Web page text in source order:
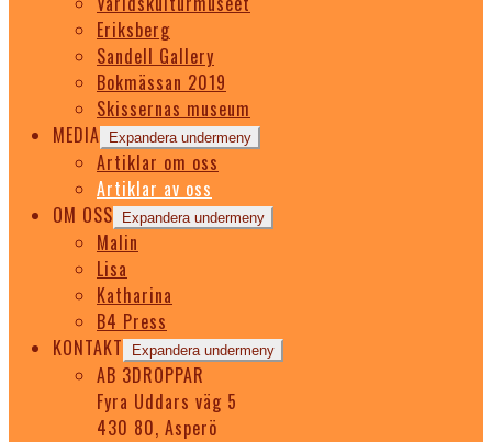
Eriksberg
Sandell Gallery
Bokmässan 2019
Skissernas museum
MEDIA
Expandera undermeny
Artiklar om oss
Artiklar av oss
OM OSS
Expandera undermeny
Malin
Lisa
Katharina
B4 Press
KONTAKT
Expandera undermeny
AB 3DROPPAR
Fyra Uddars väg 5
430 80, Asperö